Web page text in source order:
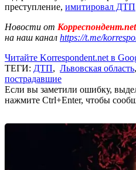
преступление, имитировал ДТП
Новости от Корреспондент.net
на наш канал https://t.me/
Читайте Korrespondent.net в
ТЕГИ: ДТП, Львовская область,
пострадавшие
Если вы заметили ошибку,
нажмите Ctrl+Enter, чтобы